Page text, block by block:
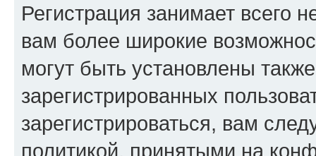
Регистрация занимает всего
вам более широкие
могут быть установлены
зарегистрированных
зарегистрироваться, вам
политикой, принятыми на